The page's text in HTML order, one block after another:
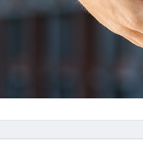
alla
sta guidando il